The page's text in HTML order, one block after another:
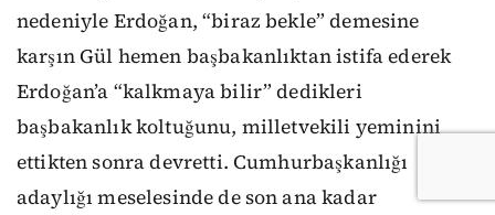
nedeniyle Erdoğan, “biraz bekle” demesine
karşın Gül hemen başbakanlıktan istifa ederek
Erdoğan’a “kalkmaya bilir” dedikleri
başbakanlık koltuğunu, milletvekili yeminini
ettikten sonra devretti. Cumhurbaşkanlığı
adaylığı meselesinde de son ana kadar